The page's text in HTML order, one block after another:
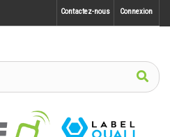
Connexion
Contactez-nous